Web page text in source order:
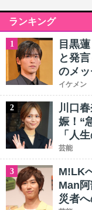
ランキング
1
目黒
と発
のメ
イケメン
2
川口
娠！“
「人
芸能
3
M!LK
Man
災者